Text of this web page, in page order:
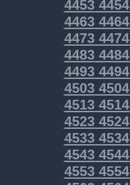
44534454
44634464
44734474
44834484
44934494
45034504
45134514
45234524
45334534
45434544
45534554